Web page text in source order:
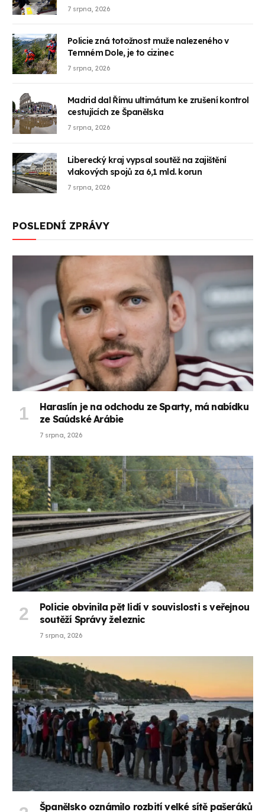
7 srpna, 2026
Policie zná totožnost muže nalezeného v
Temném Dole, je to cizinec
7 srpna, 2026
Madrid dal Římu ultimátum ke zrušení kontrol
cestujících ze Španělska
7 srpna, 2026
Liberecký kraj vypsal soutěž na zajištění
vlakových spojů za 6,1 mld. korun
7 srpna, 2026
POSLEDNÍ ZPRÁVY
Haraslín je na odchodu ze Sparty, má nabídku
ze Saúdské Arábie
7 srpna, 2026
Policie obvinila pět lidí v souvislosti s veřejnou
soutěží Správy železnic
7 srpna, 2026
Španělsko oznámilo rozbití velké sítě pašeráků